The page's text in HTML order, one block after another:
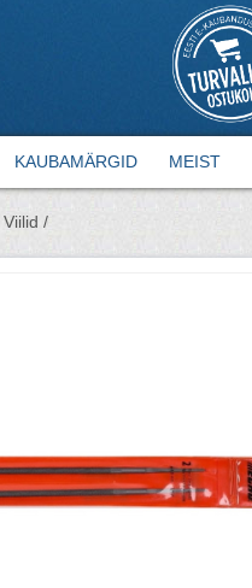
KAUBAMÄRGID MEIST
Viilid /